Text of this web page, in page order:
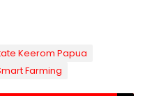
Keerom Papua
Farming